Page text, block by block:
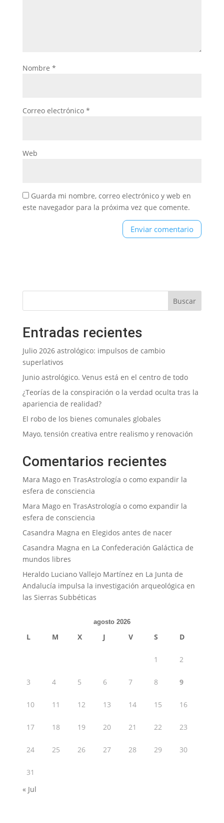
Nombre *
Correo electrónico *
Web
Guarda mi nombre, correo electrónico y web en
este navegador para la próxima vez que comente.
Entradas recientes
Julio 2026 astrológico: impulsos de cambio
superlativos
Junio astrológico. Venus está en el centro de todo
¿Teorías de la conspiración o la verdad oculta tras la
apariencia de realidad?
El robo de los bienes comunales globales
Mayo, tensión creativa entre realismo y renovación
Comentarios recientes
Mara Magoen TrasAstrología o como expandir la
esfera de consciencia
Mara Magoen TrasAstrología o como expandir la
esfera de consciencia
Casandra Magna en Elegidos antes de nacer
Casandra Magna en La Confederación Galáctica de
mundos libres
Heraldo Luciano Vallejo Martínez en La Junta de
Andalucía impulsa la investigación arqueológica en
las Sierras Subbéticas
agosto 2026
L M X J V S D
1 2
3 4 5 6 7 8 9
10 11 12 13 14 15 16
17 18 19 20 21 22 23
24 25 26 27 28 29 30
31
« Jul